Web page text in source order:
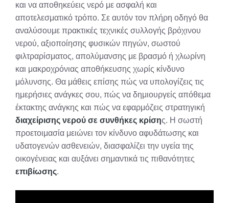
και να αποθηκεύεις νερό με ασφαλή και
αποτελεσματικό τρόπο. Σε αυτόν τον πλήρη οδηγό θα
αναλύσουμε πρακτικές τεχνικές συλλογής βρόχινου
νερού, αξιοποίησης φυσικών πηγών, σωστού
φιλτραρίσματος, απολύμανσης με βρασμό ή χλωρίνη
και μακροχρόνιας αποθήκευσης χωρίς κίνδυνο
μόλυνσης. Θα μάθεις επίσης πώς να υπολογίζεις τις
ημερήσιες ανάγκες σου, πώς να δημιουργείς απόθεμα
έκτακτης ανάγκης και πώς να εφαρμόζεις στρατηγική
διαχείρισης νερού σε συνθήκες κρίσης. Η σωστή
προετοιμασία μειώνει τον κίνδυνο αφυδάτωσης και
υδατογενών ασθενειών, διασφαλίζει την υγεία της
οικογένειας και αυξάνει σημαντικά τις πιθανότητες
επιβίωσης.